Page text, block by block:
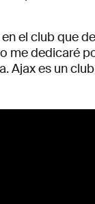
el club que
me dedicaré
Ajax es un